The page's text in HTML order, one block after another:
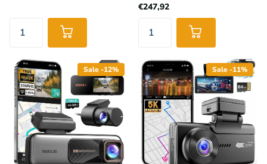
€247,92
Sale -12% Sale -11%